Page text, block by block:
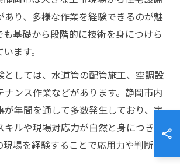
あり、多様な作業を経験できるのが魅
も基礎から段階的に技術を身につけら
ます。
としては、水道管の配管施工、空調設
ナンス作業などがあります。静岡市内
が年間を通して多数発生しており、実
ルや現場対応力が自然と身につきま
場を経験することで応用力や判断力